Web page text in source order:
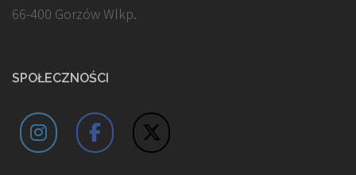
66-400 Gorzów Wlkp.
SPOŁECZNOŚCI